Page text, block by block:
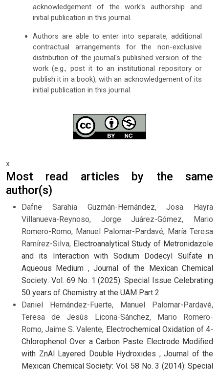
acknowledgement of the work's authorship and
initial publication in this journal.
Authors are able to enter into separate, additional
contractual arrangements for the non-exclusive
distribution of the journal's published version of the
work (e.g., post it to an institutional repository or
publish it in a book), with an acknowledgement of its
initial publication in this journal.
x
Most read articles by the same
author(s)
Dafne Sarahia Guzmán-Hernández, Josa Hayra
Villanueva-Reynoso, Jorge Juárez-Gómez, Mario
Romero-Romo, Manuel Palomar-Pardavé, María Teresa
Ramírez-Silva, Electroanalytical Study of Metronidazole
and its Interaction with Sodium Dodecyl Sulfate in
Aqueous Medium ,Journal of the Mexican Chemical
Society: Vol. 69 No. 1 (2025): Special Issue Celebrating
50 years of Chemistry at the UAM Part 2
Daniel Hernández-Fuerte, Manuel Palomar-Pardavé,
Teresa de Jesús Licona-Sánchez, Mario Romero-
Romo, Jaime S. Valente, Electrochemical Oxidation of 4-
Chlorophenol Over a Carbon Paste Electrode Modified
with ZnAl Layered Double Hydroxides , Journal of the
Mexican Chemical Society: Vol. 58 No. 3 (2014): Special